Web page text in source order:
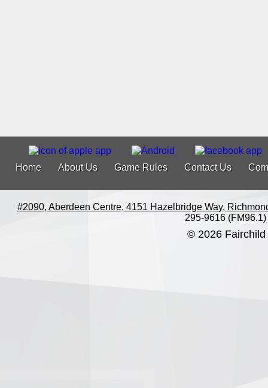
Home About Us Game Rules Contact Us
#2090, Aberdeen Centre, 4151 Hazelbridge Way,
295-9616 (FM96.1)
© 2026 Fairchild